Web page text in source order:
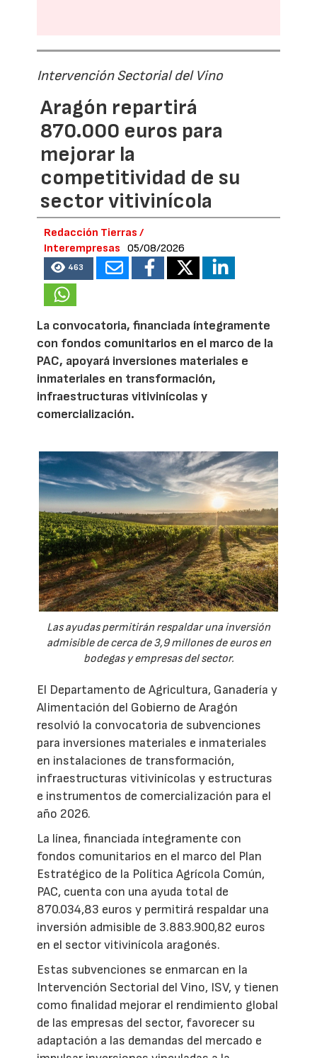
Intervención Sectorial del Vino
Aragón repartirá
870.000 euros para
mejorar la
competitividad de su
sector vitivinícola
Redacción Tierras /
Interempresas
05/08/2026
463
La convocatoria, financiada íntegramente
con fondos comunitarios en el marco de la
PAC, apoyará inversiones materiales e
inmateriales en transformación,
infraestructuras vitivinícolas y
comercialización.
Las ayudas permitirán respaldar una inversión
admisible de cerca de 3,9 millones de euros en
bodegas y empresas del sector.
El Departamento de Agricultura, Ganadería y
Alimentación del Gobierno de Aragón
resolvió la convocatoria de subvenciones
para inversiones materiales e inmateriales
en instalaciones de transformación,
infraestructuras vitivinícolas y estructuras
e instrumentos de comercialización para el
año 2026.
La línea, financiada íntegramente con
fondos comunitarios en el marco del Plan
Estratégico de la Política Agrícola Común,
PAC, cuenta con una ayuda total de
870.034,83 euros y permitirá respaldar una
inversión admisible de 3.883.900,82 euros
en el sector vitivinícola aragonés.
Estas subvenciones se enmarcan en la
Intervención Sectorial del Vino, ISV, y tienen
como finalidad mejorar el rendimiento global
de las empresas del sector, favorecer su
adaptación a las demandas del mercado e